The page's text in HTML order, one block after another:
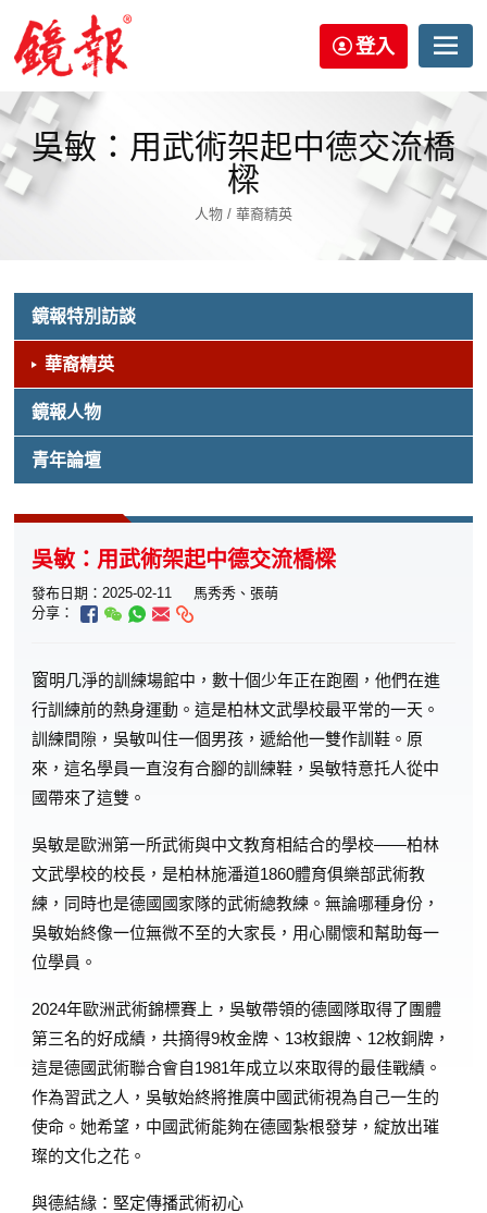
登入
吳敏：用武術架起中德交流橋
樑
人物 / 華裔精英
鏡報特別訪談
華裔精英
鏡報人物
青年論壇
吳敏：用武術架起中德交流橋樑
發布日期：2025-02-11
馬秀秀、張萌
分享：
窗明几淨的訓練場館中，數十個少年正在跑圈，他們在進
行訓練前的熱身運動。這是柏林文武學校最平常的一天。
訓練間隙，吳敏叫住一個男孩，遞給他一雙作訓鞋。原
來，這名學員一直沒有合腳的訓練鞋，吳敏特意托人從中
國帶來了這雙。
吳敏是歐洲第一所武術與中文教育相結合的學校——柏林
文武學校的校長，是柏林施潘道1860體育俱樂部武術教
練，同時也是德國國家隊的武術總教練。無論哪種身份，
吳敏始終像一位無微不至的大家長，用心關懷和幫助每一
位學員。
2024年歐洲武術錦標賽上，吳敏帶領的德國隊取得了團體
第三名的好成績，共摘得9枚金牌、13枚銀牌、12枚銅牌，
這是德國武術聯合會自1981年成立以來取得的最佳戰績。
作為習武之人，吳敏始終將推廣中國武術視為自己一生的
使命。她希望，中國武術能夠在德國紮根發芽，綻放出璀
璨的文化之花。
與德結緣：堅定傳播武術初心